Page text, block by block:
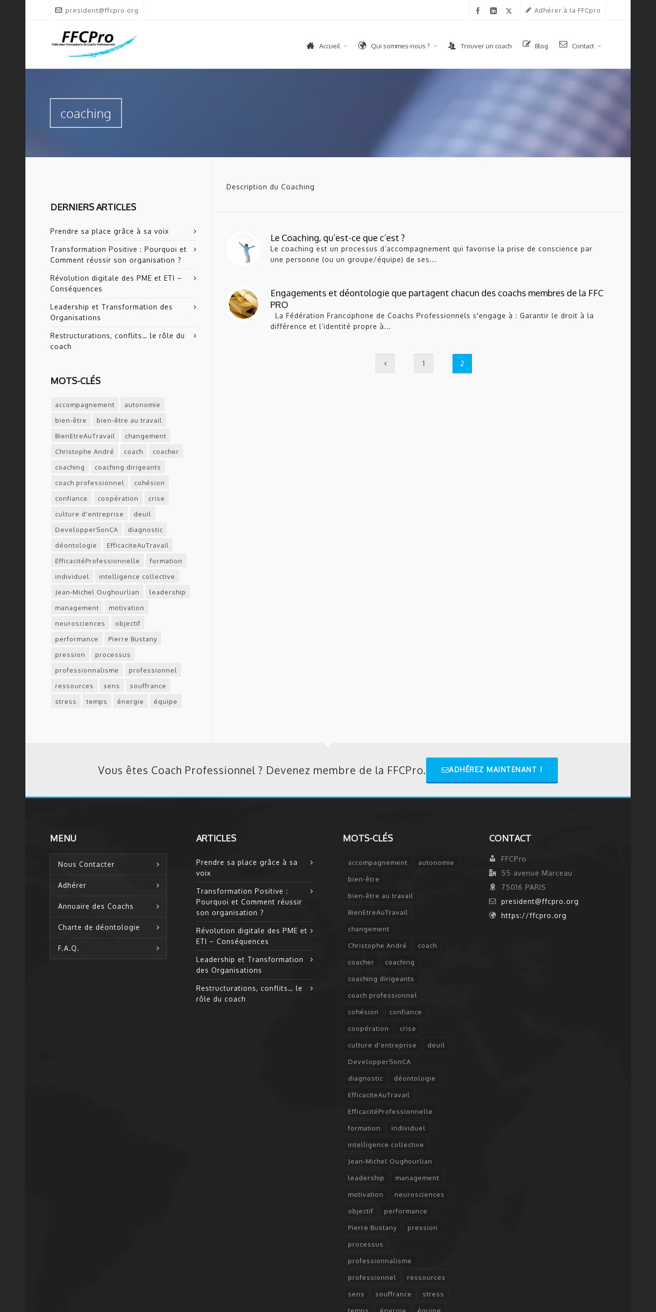
president@ffcpro.org Adhérer à la FFCpro
Accueil Qui sommes-nous ? Trouver un coach Blog Contact
coaching
Description du Coaching
Le Coaching, qu’est-ce que c’est ?
Le coaching est un processus d’accompagnement qui favorise la prise de conscience par
une personne (ou un groupe/équipe) de ses...
Engagements et déontologie que partagent chacun des coachs membres de la FFC
PRO
La Fédération Francophone de Coachs Professionnels s'engage à : Garantir le droit à la
différence et l’identité propre à...
1 2
DERNIERS ARTICLES
Prendre sa place grâce à sa voix
Transformation Positive : Pourquoi et
Comment réussir son organisation ?
Révolution digitale des PME et ETI –
Conséquences
Leadership et Transformation des
Organisations
Restructurations, conflits… le rôle du
coach
MOTS-CLÉS
accompagnement
autonomie
bien-être
bien-être au travail
BienEtreAuTravail
changement
Christophe André
coach
coacher
coaching
coaching dirigeants
coach professionnel
cohésion
confiance
coopération
crise
culture d'entreprise
deuil
DevelopperSonCA
diagnostic
déontologie
EfficaciteAuTravail
EfficacitéProfessionnelle
formation
individuel
intelligence collective
Jean-Michel Oughourlian
leadership
management
motivation
neurosciences
objectif
performance
Pierre Bustany
pression
processus
professionnalisme
professionnel
ressources
sens
souffrance
stress
temps énergie équipe
Vous êtes Coach Professionnel ? Devenez membre de la FFCPro. ADHÉREZ MAINTENANT !
MENU
Nous Contacter
Adhérer
Annuaire des Coachs
Charte de déontologie
F.A.Q.
ARTICLES
Prendre sa place grâce à sa
voix
Transformation Positive :
Pourquoi et Comment réussir
son organisation ?
Révolution digitale des PME et
ETI – Conséquences
Leadership et Transformation
des Organisations
Restructurations, conflits… le
rôle du coach
MOTS-CLÉS
accompagnement autonomie
bien-être
bien-être au travail
BienEtreAuTravail
changement
Christophe André coach
coacher coaching
coaching dirigeants
coach professionnel
cohésion confiance
coopération crise
culture d'entreprise deuil
DevelopperSonCA
diagnostic déontologie
EfficaciteAuTravail
EfficacitéProfessionnelle
formation individuel
intelligence collective
Jean-Michel Oughourlian
leadership management
motivation neurosciences
objectif performance
Pierre Bustany pression
processus
professionnalisme
professionnel ressources
sens souffrance stress
CONTACT
FFCPro
55 avenue Marceau
75016 PARIS
president@ffcpro.org
https://ffcpro.org